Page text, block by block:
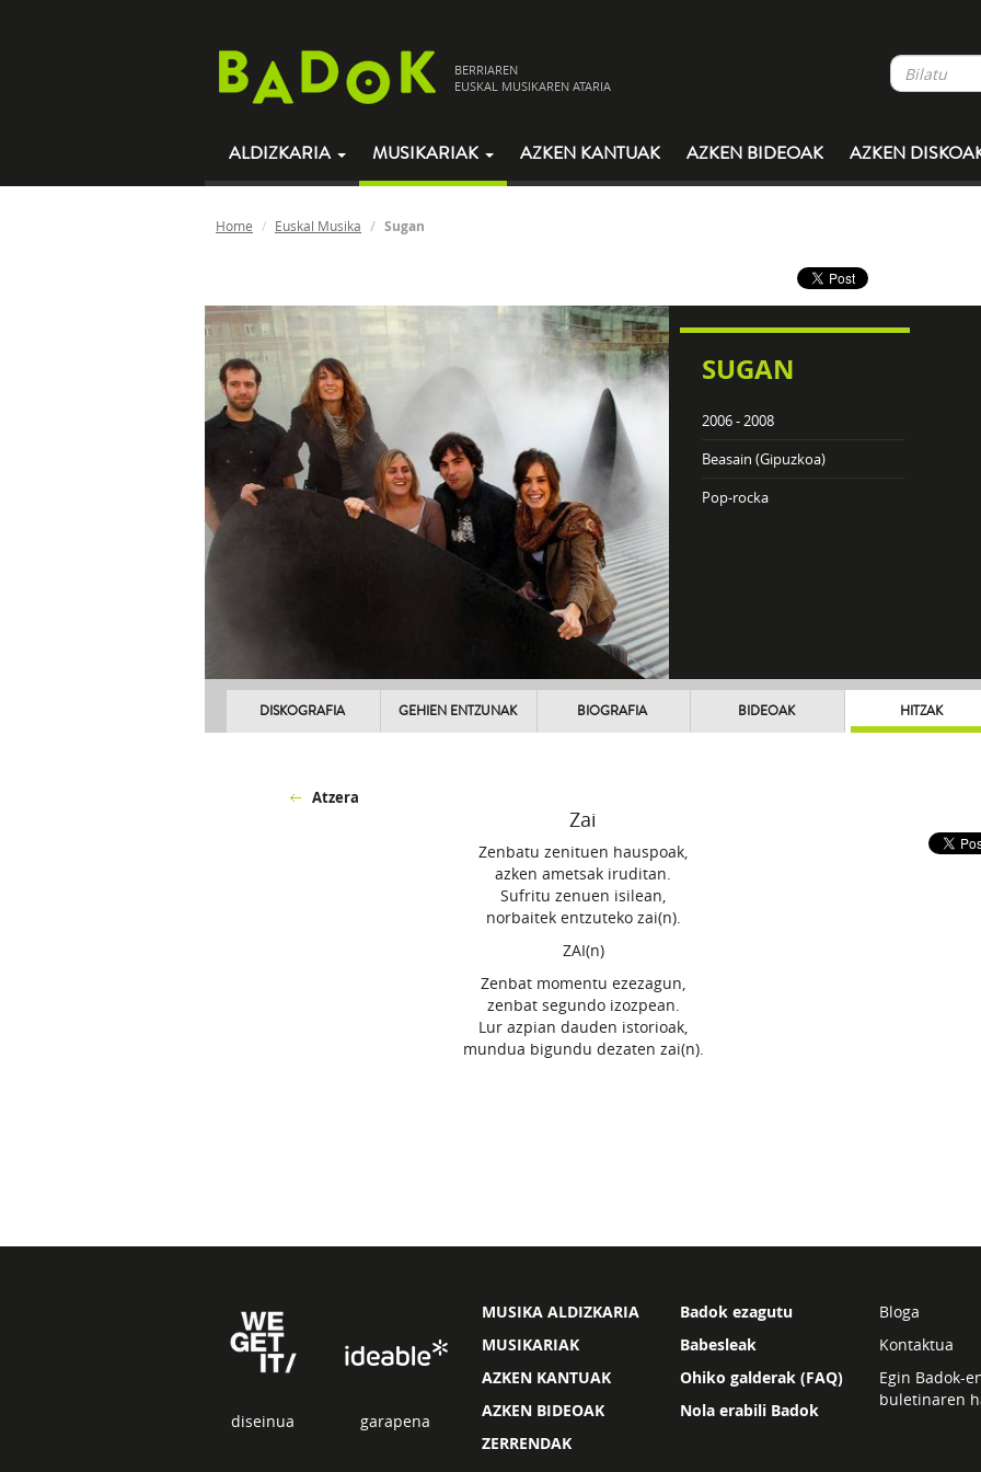
BERRIAREN
EUSKAL MUSIKAREN ATARIA
ALDIZKARIA MUSIKARIAK AZKEN KANTUAK AZKEN BIDEOAK AZKEN
Home Euskal Musika Sugan
SUGAN
2006 - 2008
Beasain (Gipuzkoa)
Pop-rocka
DISKOGRAFIA GEHIEN ENTZUNAK BIOGRAFIA BIDEOAK HITZAK
Atzera
Zai
Zenbatu zenituen hauspoak,
azken ametsak iruditan.
Sufritu zenuen isilean,
norbaitek entzuteko zai(n).
ZAI(n)
Zenbat momentu ezezagun,
zenbat segundo izozpean.
Lur azpian dauden istorioak,
mundua bigundu dezaten zai(n).
diseinua garapena
MUSIKA ALDIZKARIA
MUSIKARIAK
AZKEN KANTUAK
AZKEN BIDEOAK
ZERRENDAK
Badok ezagutu
Babesleak
Ohiko galderak (FAQ)
Nola erabili Badok
Bloga
Kontaktua
Egin Badok-
buletinaren